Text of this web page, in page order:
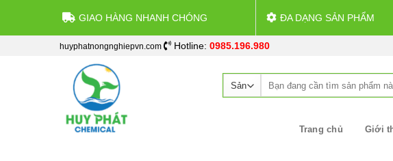
GIAO HÀNG NHANH CHÓNG ĐA DẠNG SẢN PHẨM
huyphatnongnghiepvn.com Hotline: 0985.196.980
Trang chủ Giới